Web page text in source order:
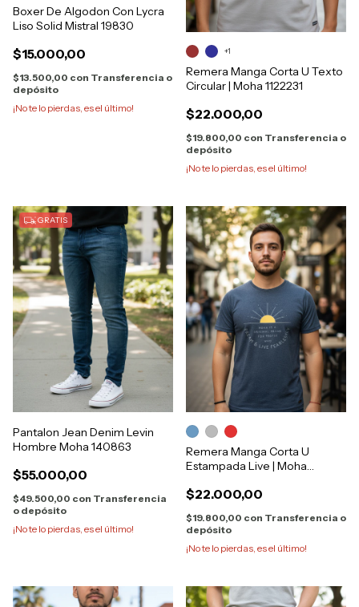
Boxer De Algodon Con Lycra
Liso Solid Mistral 19830
$15.000,00
$13.500,00 con Transferencia o
depósito
¡No te lo pierdas, es el último!
Remera Manga Corta U Texto
Circular | Moha 1122231
$22.000,00
$19.800,00 con Transferencia o
depósito
¡No te lo pierdas, es el último!
+1
GRATIS
Pantalon Jean Denim Levin
Hombre Moha 140863
$55.000,00
$49.500,00 con Transferencia
o depósito
¡No te lo pierdas, es el último!
Remera Manga Corta U
Estampada Live | Moha
$22.000,00
$19.800,00 con Transferencia o
depósito
¡No te lo pierdas, es el último!